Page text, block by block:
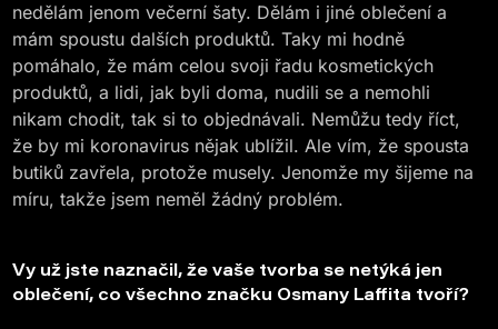
nedělám jenom večerní šaty. Dělám i jiné oblečení a
mám spoustu dalších produktů. Taky mi hodně
pomáhalo, že mám celou svoji řadu kosmetických
produktů, a lidi, jak byli doma, nudili se a nemohli
nikam chodit, tak si to objednávali. Nemůžu tedy říct,
že by mi koronavirus nějak ublížil. Ale vím, že spousta
butiků zavřela, protože musely. Jenomže my šijeme na
míru, takže jsem neměl žádný problém.
Vy už jste naznačil, že vaše tvorba se netýká jen
oblečení, co všechno značku Osmany Laffita tvoří?